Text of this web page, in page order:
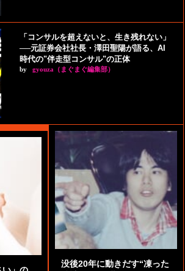
「コンサルを超えないと、生き残れない」
──元証券会社社長・澤田聖陽が語る、AI
時代の"伴走型コンサル"の正体
by gyouza（まぐまぐ編集部）
没後20年に動きだす“凍った